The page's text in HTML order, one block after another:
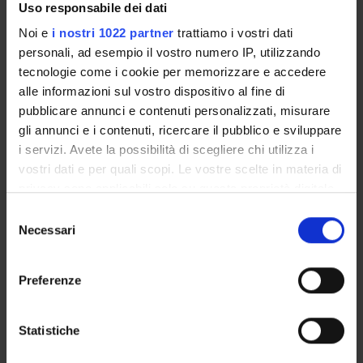
Uso responsabile dei dati
Noi e i nostri 1022 partner trattiamo i vostri dati
personali, ad esempio il vostro numero IP, utilizzando
tecnologie come i cookie per memorizzare e accedere
alle informazioni sul vostro dispositivo al fine di
pubblicare annunci e contenuti personalizzati, misurare
gli annunci e i contenuti, ricercare il pubblico e sviluppare
i servizi. Avete la possibilità di scegliere chi utilizza i
vostri dati e per quali scopi. Le vostre scelte in materia di
modificare o revocare il proprio consenso in qualsiasi
momento dalla Dichiarazione sui cookie o facendo clic
raccogliere informazioni sulla tua posizione
geografica, con un'approssimazione di qualche
delNecessari
Preferenze
Statistiche
Professore ordinario
COLLABORATORI ESTERNI
Filippo Falsone
Digital Restaurant Srl
Roberto Zanini
AREE DI RICERCA